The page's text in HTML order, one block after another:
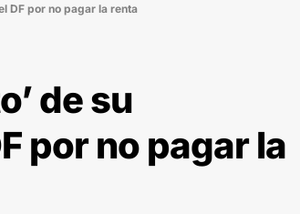
DF por no pagar la renta
de su
por no pagar la